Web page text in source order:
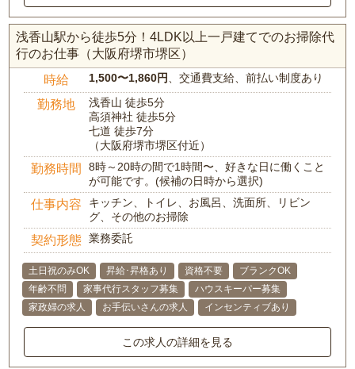
浅香山駅から徒歩5分！4LDK以上一戸建てでのお掃除代
行のお仕事（大阪府堺市堺区）
時給 1,500〜1,860円、交通費支給、前払い制度あり
勤務地
浅香山 徒歩5分
高須神社 徒歩5分
七道 徒歩7分
（大阪府堺市堺区付近）
勤務時間
8時～20時の間で1時間〜、好きな日に働くこと
が可能です。(候補の日時から選択)
仕事内容
キッチン、トイレ、お風呂、洗面所、リビン
グ、その他のお掃除
契約形態 業務委託
土日祝のみOK 昇給･昇格あり 資格不要
ブランクOK
年齢不問
家事代行スタッフ募集
ハウスキーパー募集
家政婦の求人
お手伝いさんの求人 インセンティブあり
この求人の詳細を見る